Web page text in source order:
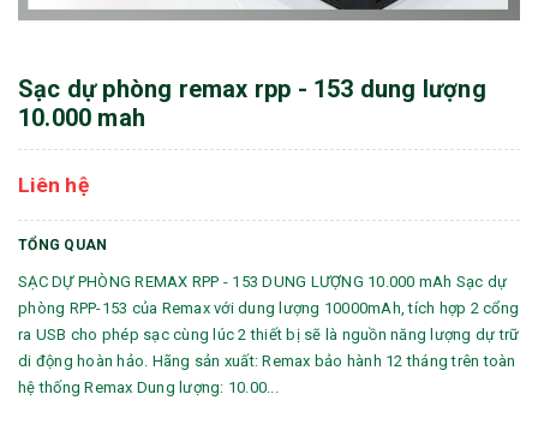
Sạc dự phòng remax rpp - 153 dung lượng
10.000 mah
Liên hệ
TỔNG QUAN
SẠC DỰ PHÒNG REMAX RPP - 153 DUNG LƯỢNG 10.000 mAh Sạc dự
phòng RPP-153 của Remax với dung lượng 10000mAh, tích hợp 2 cổng
ra USB cho phép sạc cùng lúc 2 thiết bị sẽ là nguồn năng lượng dự trữ
di động hoàn hảo. Hãng sản xuất: Remax bảo hành 12 tháng trên toàn
hệ thống Remax Dung lượng: 10.00...